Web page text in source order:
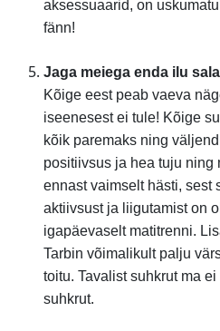
aksessuaarid, on
fänn!
Jaga meiega enda ilu
Kõige eest peab vaeva
iseenesest ei tule! Kõige
kõik paremaks ning
positiivsus ja hea tuju ning
ennast vaimselt hästi, sest
aktiivsust ja liigutamist on
igapäevaselt matitrenni.
Tarbin võimalikult palju
toitu. Tavalist suhkrut ma
suhkrut.